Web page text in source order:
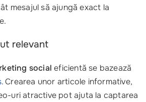
mesajul să ajungă exact la
relevant
social eficientă se bazează
. Crearea unor articole informative,
uri atractive pot ajuta la captarea